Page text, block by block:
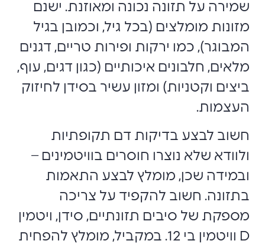
שמירה על תזונה נכונה ומאוזנת. ישנם
מזונות מומלצים (בכל גיל, וכמובן בגיל
המבוגר), כמו ירקות ופירות טריים, דגנים
מלאים, חלבונים איכותיים (כגון דגים, עוף,
ביצים וקטניות) ומזון עשיר בסידן לחיזוק
העצמות.
חשוב לבצע בדיקות דם תקופתיות
ולוודא שלא נוצרו חוסרים בוויטמינים –
ובמידה שכן, מומלץ לבצע התאמות
בתזונה. חשוב להקפיד על צריכה
מספקת של סיבים תזונתיים, סידן, ויטמין
D וויטמין בי 12. במקביל, מומלץ להפחית